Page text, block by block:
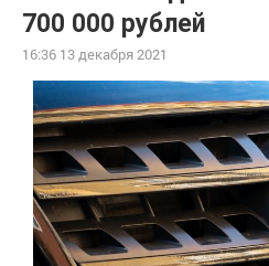
700 000 рублей
16:36 13 декабря 2021